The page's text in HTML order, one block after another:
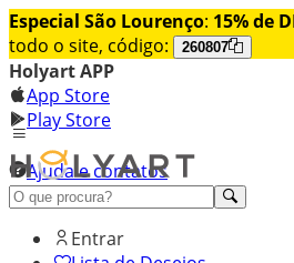
Especial São Lourenço: 15% de
todo o site, código:
260807
Holyart APP
App Store
Play Store
Ajuda e contatos
Conheça premium
Entrar